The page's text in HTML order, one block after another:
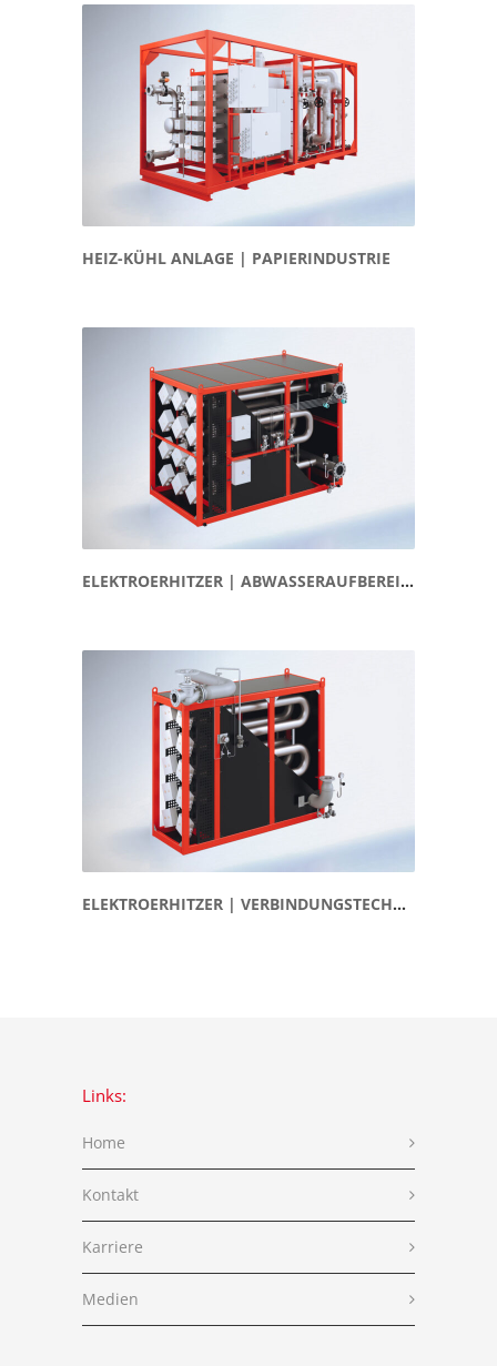
HEIZ-KÜHL ANLAGE | PAPIERINDUSTRIE
ELEKTROERHITZER | ABWASSERAUFBEREITUNG
ELEKTROERHITZER | VERBINDUNGSTECHNIK
Links:
Home
Kontakt
Karriere
Medien